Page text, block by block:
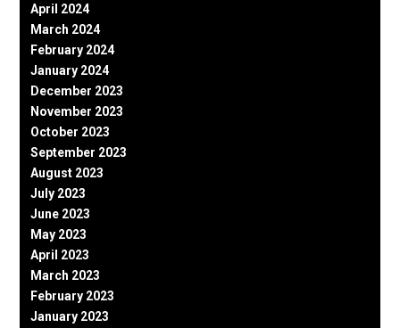
April 2024
March 2024
February 2024
January 2024
December 2023
November 2023
October 2023
September 2023
August 2023
July 2023
June 2023
May 2023
April 2023
March 2023
February 2023
January 2023